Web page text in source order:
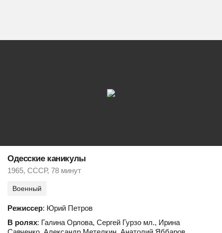
Одесские каникулы
1965, СССР, 78 минут
Военный
Режиссер: Юрий Петров
В ролях: Галина Орлова, Сергей Гурзо мл., Ирина